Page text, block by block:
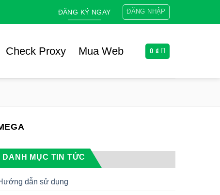
ĐĂNG KÝ NGAY ĐĂNG NHẬP
Check Proxy Mua Web 0 ₫
DANH MỤC TIN TỨC
dẫn sử dụng